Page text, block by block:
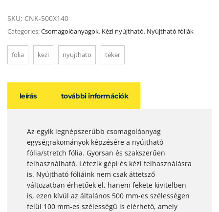
SKU: CNK-500X140
Categories:Csomagolóanyagok, Kézi nyújtható, Nyújtható fóliák
folia kezi nyujthato teker
leírás további információk
Az egyik legnépszerűbb csomagolóanyag
egységrakományok képzésére a nyújtható
fólia/stretch fólia. Gyorsan és szakszerűen
felhasználható. Létezik gépi és kézi felhasználásra
is. Nyújtható fóliáink nem csak áttetsző
változatban érhetőek el, hanem fekete kivitelben
is, ezen kívül az általános 500 mm-es szélességen
felül 100 mm-es szélességű is elérhető, amely